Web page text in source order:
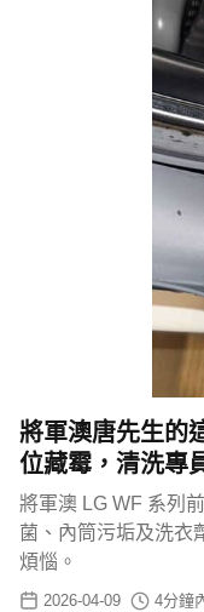
將軍澳唐先生的
位藏霉，清洗專
將軍澳 LG WF 系列
菌、內筒污垢及洗衣
煩惱。
2026-04-09 4分鐘